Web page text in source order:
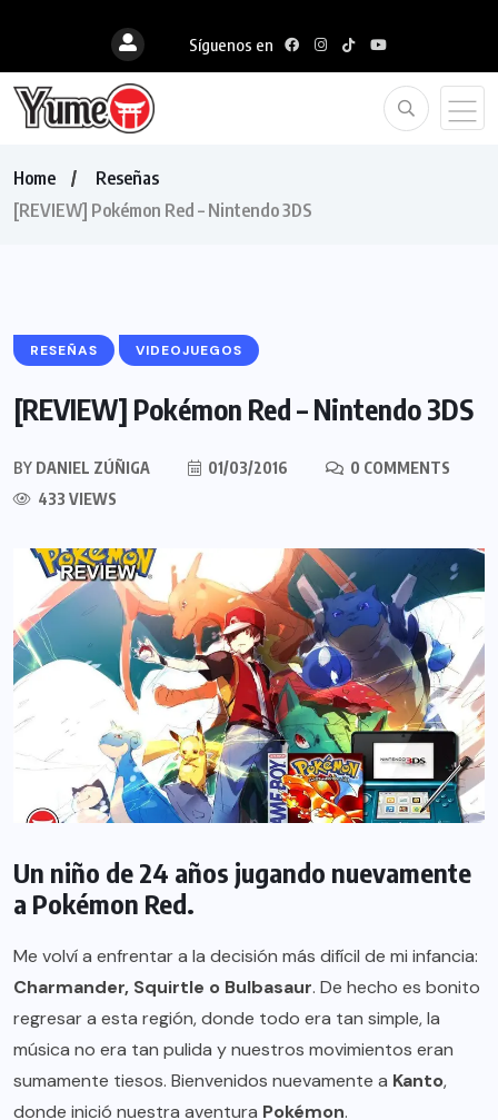
Síguenos en
Home
Reseñas
[REVIEW] Pokémon Red – Nintendo 3DS
RESEÑAS VIDEOJUEGOS
[REVIEW] Pokémon Red – Nintendo 3DS
BY DANIEL ZÚÑIGA 01/03/2016
0 COMMENTS
433 VIEWS
Un niño de 24 años jugando nuevamente
a Pokémon Red.
Me volví a enfrentar a la decisión más difícil de mi infancia:
Charmander, Squirtle o Bulbasaur. De hecho es bonito
regresar a esta región, donde todo era tan simple, la
música no era tan pulida y nuestros movimientos eran
sumamente tiesos. Bienvenidos nuevamente a Kanto,
donde inició nuestra aventura Pokémon.